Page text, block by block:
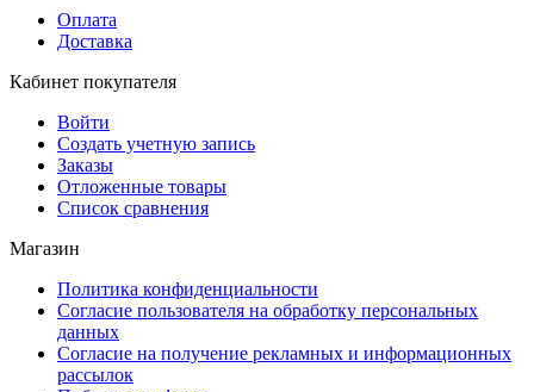
Оплата
Доставка
Кабинет покупателя
Войти
Создать учетную запись
Заказы
Отложенные товары
Список сравнения
Магазин
Политика конфиденциальности
Согласие пользователя на обработку персональных
данных
Согласие на получение рекламных и информационных
рассылок